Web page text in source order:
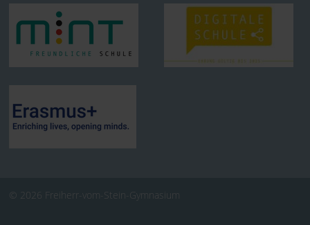
© 2026 Freiherr-vom-Stein-Gymnasium